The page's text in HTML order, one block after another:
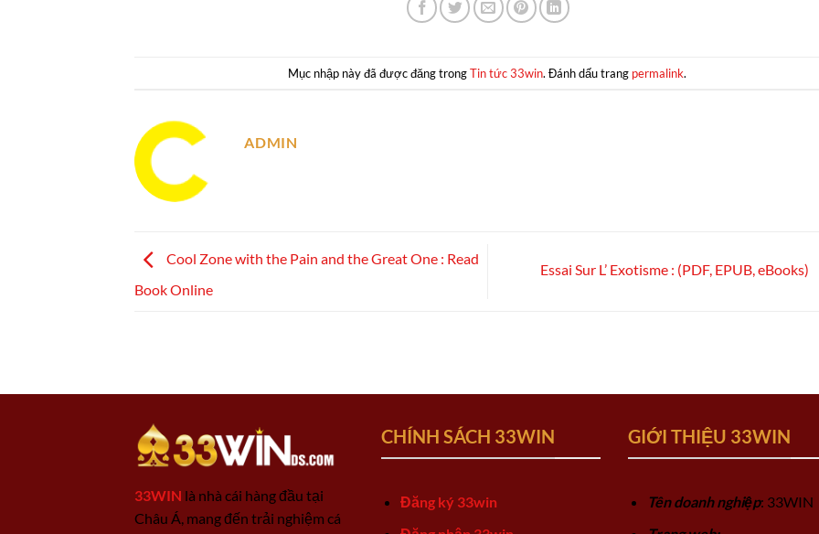
Mục nhập này đã được đăng trongTin tức 33win. Đánh dấu trang permalink.
ADMIN
Cool Zone with the Pain and the Great One : Read
Book Online
Essai Sur L’ Exotisme : (PDF, EPUB, eBooks)
33WIN là nhà cái hàng đầu tại
Châu Á, mang đến trải nghiệm cá
CHÍNH SÁCH 33WIN
Đăng ký 33win
GIỚI THIỆU 33WIN
Tên doanh nghiệp: 33WIN